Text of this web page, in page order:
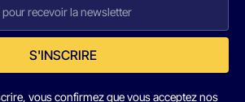
S'INSCRIRE
vous confirmez que vous acceptez nos